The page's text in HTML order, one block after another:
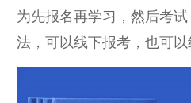
为先报名再学习，然后考
法，可以线下报考，也可以